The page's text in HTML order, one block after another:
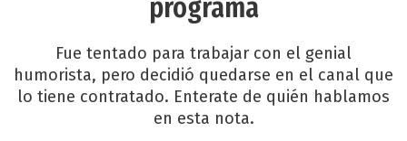
programa
Fue tentado para trabajar con el genial
humorista, pero decidió quedarse en el canal que
lo tiene contratado. Enterate de quién hablamos
en esta nota.